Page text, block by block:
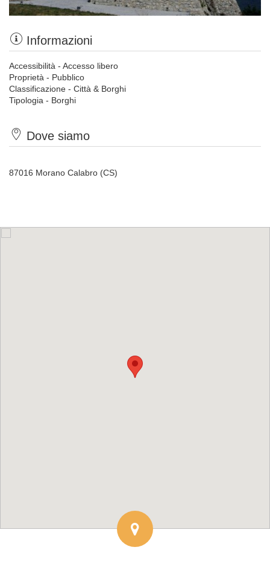
Informazioni
Accessibilità - Accesso libero
Proprietà - Pubblico
Classificazione - Città & Borghi
Tipologia - Borghi
Dove siamo
87016 Morano Calabro (CS)